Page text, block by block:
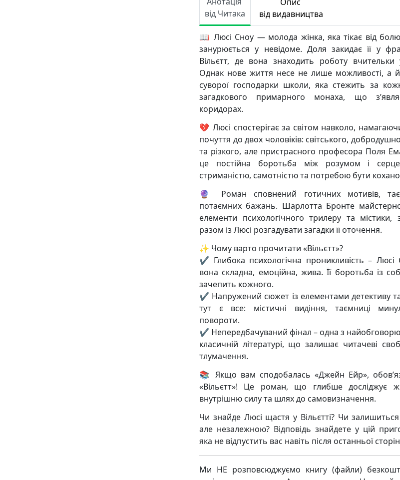
від Читака
від видавництва
📖 Люсі Сноу — молода жінка, яка тікає від
занурюється у невідоме. Доля закидає її у
Вільєтт, де вона знаходить роботу вчительки
Однак нове життя несе не лише можливості, а й
суворої господарки школи, яка стежить за
загадкового примарного монаха, що
коридорах.
💔 Люсі спостерігає за світом навколо,
почуття до двох чоловіків: світського,
та різкого, але пристрасного професора Поля
це постійна боротьба між розумом і
стриманістю, самотністю та потребою бути
🔮 Роман сповнений готичних мотивів,
потаємних бажань. Шарлотта Бронте
елементи психологічного трилеру та
разом із Люсі розгадувати загадки її оточення.
✨ Чому варто прочитати «Вільєтт»?
✔ Глибока психологічна проникливість – Люсі
вона складна, емоційна, жива. Її боротьба із
зачепить кожного.
✔ Напружений сюжет із елементами детективу та
тут є все: містичні видіння, таємниці
повороти.
✔ Непередбачуваний фінал – одна з
класичній літературі, що залишає читачеві
тлумачення.
📚 Якщо вам сподобалась «Джейн Ейр»,
«Вільєтт»! Це роман, що глибше досліджує
внутрішню силу та шлях до самовизначення.
Чи знайде Люсі щастя у Вільєтті? Чи
але незалежною? Відповідь знайдете у цій
яка не відпустить вас навіть після останньої
Ми НЕ розповсюджуємо книгу (файли)